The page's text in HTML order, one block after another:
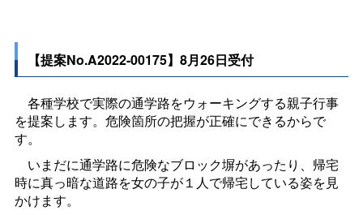
【提案No.A2022-00175】8月26日受付
各種学校で実際の通学路をウォーキングする親子行事
を提案します。危険箇所の把握が正確にできるからで
す。
いまだに通学路に危険なブロック塀があったり、帰宅
時に真っ暗な道路を女の子が１人で帰宅している姿を見
かけます。